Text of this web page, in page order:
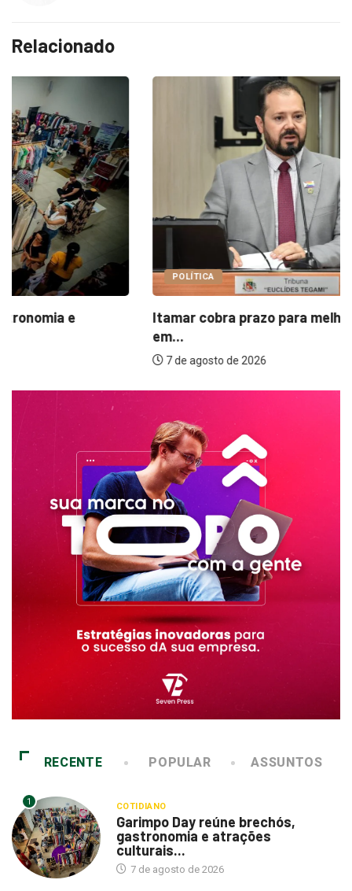
Relacionado
POLÍTICA
Itamar cobra prazo para melhorias estruturais
RECENTE POPULAR ASSUNTOS
1 COTIDIANO
Garimpo Day reúne brechós,
gastronomia e atrações
culturais...
7 de agosto de 2026